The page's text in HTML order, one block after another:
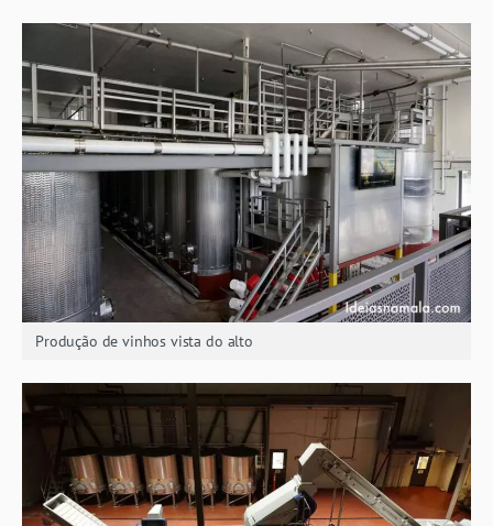
Produção de vinhos vista do alto